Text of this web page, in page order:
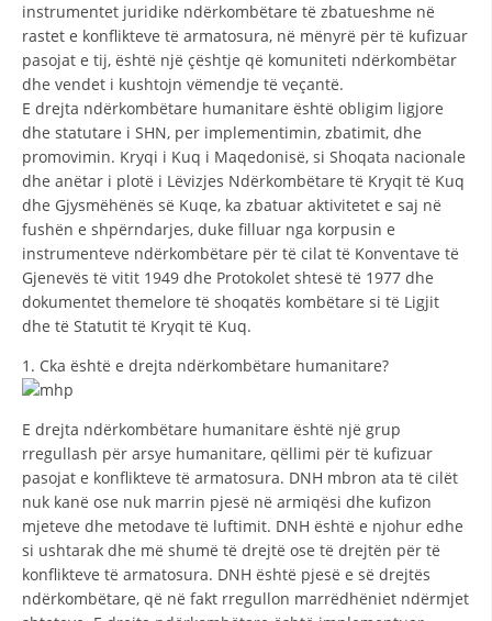
HISTORIA E LËVIZJES
HISTORIA E KRYQIT TË KUQ
STRUKTURA E ORGANIZATËS
KONTAKT INFORMACIONE
ANËTARËSIMI NË STRUKTURAT PROFESIONALE
ORGANIZIMI DHE ZHVILLIMI
BORDI DREJTUES
instrumentet juridike ndërkombëtare të zbatueshme në
rastet e konflikteve të armatosura, në mënyrë për të kufizuar
pasojat e tij, është një çështje që komuniteti ndërkombëtar
dhe vendet i kushtojn vëmendje të veçantë.
E drejta ndërkombëtare humanitare është obligim ligjore
dhe statutare i SHN, per implementimin, zbatimit, dhe
promovimin. Kryqi i Kuq i Maqedonisë, si Shoqata nacionale
dhe anëtar i plotë i Lëvizjes Ndërkombëtare të Kryqit të Kuq
dhe Gjysmëhënës së Kuqe, ka zbatuar aktivitetet e saj në
fushën e shpërndarjes, duke filluar nga korpusin e
instrumenteve ndërkombëtare për të cilat të Konventave të
Gjenevës të vitit 1949 dhe Protokolet shtesë të 1977 dhe
dokumentet themelore të shoqatës kombëtare si të Ligjit
dhe të Statutit të Kryqit të Kuq.
1. Cka është e drejta ndërkombëtare humanitare?
E drejta ndërkombëtare humanitare është një grup
rregullash për arsye humanitare, qëllimi për të kufizuar
pasojat e konflikteve të armatosura. DNH mbron ata të cilët
nuk kanë ose nuk marrin pjesë në armiqësi dhe kufizon
mjeteve dhe metodave të luftimit. DNH është e njohur edhe
si ushtarak dhe më shumë të drejtë ose të drejtën për të
konflikteve të armatosura. DNH është pjesë e së drejtës
ndërkombëtare, që në fakt rregullon marrëdhëniet ndërmjet